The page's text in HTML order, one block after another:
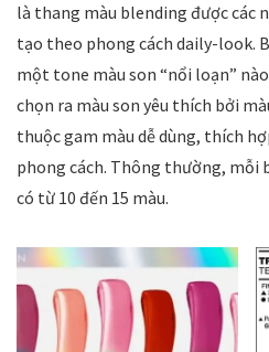
là thang màu blending được các
tạo theo phong cách daily-look.
một tone màu son “nổi loạn”
chọn ra màu son yêu thích bởi
thuộc gam màu dễ dùng, thích
phong cách. Thông thường, mỗi
có từ 10 đến 15 màu.